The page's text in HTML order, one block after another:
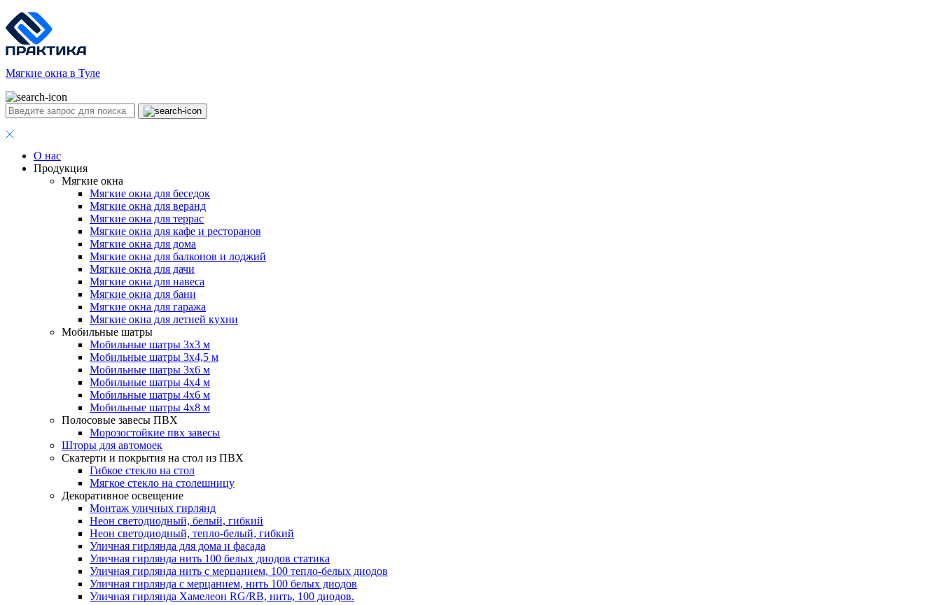
Мягкие окна в Туле
О нас
Продукция
Мягкие окна
Мягкие окна для беседок
Мягкие окна для веранд
Мягкие окна для террас
Мягкие окна для кафе и ресторанов
Мягкие окна для дома
Мягкие окна для балконов и лоджий
Мягкие окна для дачи
Мягкие окна для навеса
Мягкие окна для бани
Мягкие окна для гаража
Мягкие окна для летней кухни
Мобильные шатры
Мобильные шатры 3х3 м
Мобильные шатры 3х4,5 м
Мобильные шатры 3х6 м
Мобильные шатры 4х4 м
Мобильные шатры 4х6 м
Мобильные шатры 4х8 м
Полосовые завесы ПВХ
Морозостойкие пвх завесы
Шторы для автомоек
Скатерти и покрытия на стол из ПВХ
Гибкое стекло на стол
Мягкое стекло на столешницу
Декоративное освещение
Монтаж уличных гирлянд
Неон светодиодный, белый, гибкий
Неон светодиодный, тепло-белый, гибкий
Уличная гирлянда для дома и фасада
Уличная гирлянда нить 100 белых диодов статика
Уличная гирлянда нить с мерцанием, 100 тепло-белых диодов
Уличная гирлянда с мерцанием, нить 100 белых диодов
Уличная гирлянда Хамелеон RG/RB, нить, 100 диодов.